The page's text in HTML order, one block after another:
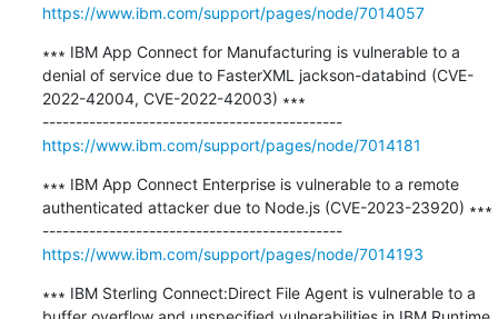
https://www.ibm.com/support/pages/node/7014057
∗∗∗ IBM App Connect for Manufacturing is vulnerable to a
denial of service due to FasterXML jackson-databind (CVE-
2022-42004, CVE-2022-42003) ∗∗∗
---------------------------------------------
https://www.ibm.com/support/pages/node/7014181
∗∗∗ IBM App Connect Enterprise is vulnerable to a remote
authenticated attacker due to Node.js (CVE-2023-23920) ∗∗∗
---------------------------------------------
https://www.ibm.com/support/pages/node/7014193
∗∗∗ IBM Sterling Connect:Direct File Agent is vulnerable to a